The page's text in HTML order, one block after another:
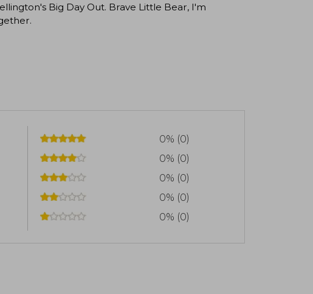
Big Day Out. Brave Little Bear, I'm
0% (0)
0% (0)
0% (0)
0% (0)
0% (0)